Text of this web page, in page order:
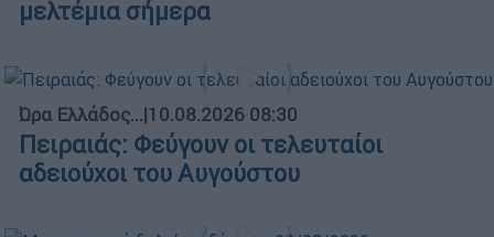
μελτέμια σήμερα
Ώρα Ελλάδος...|10.08.2026 08:30
Πειραιάς: Φεύγουν οι τελευταίοι
αδειούχοι του Αυγούστου